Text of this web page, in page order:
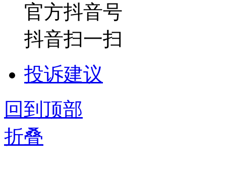
官方抖音号
抖音扫一扫
投诉建议
回到顶部
折叠